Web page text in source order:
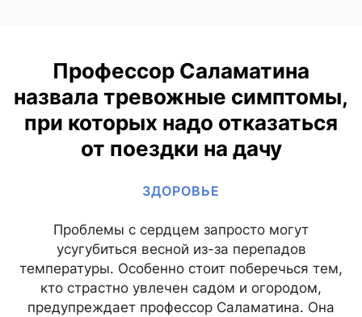
Профессор Саламатина
назвала тревожные симптомы,
при которых надо отказаться
от поездки на дачу
ЗДОРОВЬЕ
Проблемы с сердцем запросто могут
усугубиться весной из-за перепадов
температуры. Особенно стоит поберечься тем,
кто страстно увлечен садом и огородом,
предупреждает профессор Саламатина. Она